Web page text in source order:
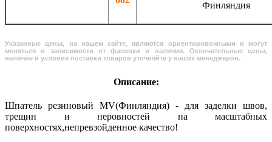
Финляндия
Указанные цены, на нашем сайте, являются ориентировочными и могут
меняться в зависимости от фасовки и наличия. Окончательные цены,
наличие и условия поставки товаров уточняйте у наших менеджеров.
Описание:
Шпатель резиновый MV(Финляндия) - для заделки швов,
трещин и неровностей на масштабных
поверхностях,непревзойденное качество!